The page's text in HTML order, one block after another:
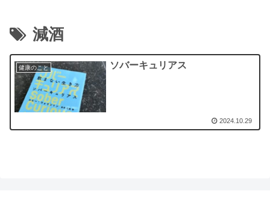
減酒
健康のこと ソバーキュリアス
2024.10.29